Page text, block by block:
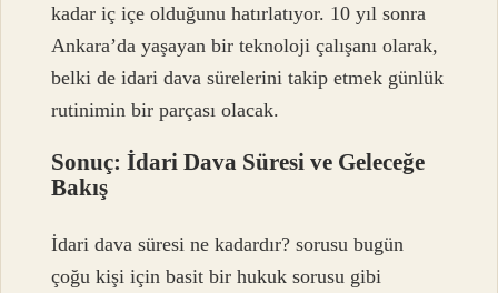
kadar iç içe olduğunu hatırlatıyor. 10 yıl sonra
Ankara’da yaşayan bir teknoloji çalışanı olarak,
belki de idari dava sürelerini takip etmek günlük
rutinimin bir parçası olacak.
Sonuç: İdari Dava Süresi ve Geleceğe
Bakış
İdari dava süresi ne kadardır? sorusu bugün
çoğu kişi için basit bir hukuk sorusu gibi